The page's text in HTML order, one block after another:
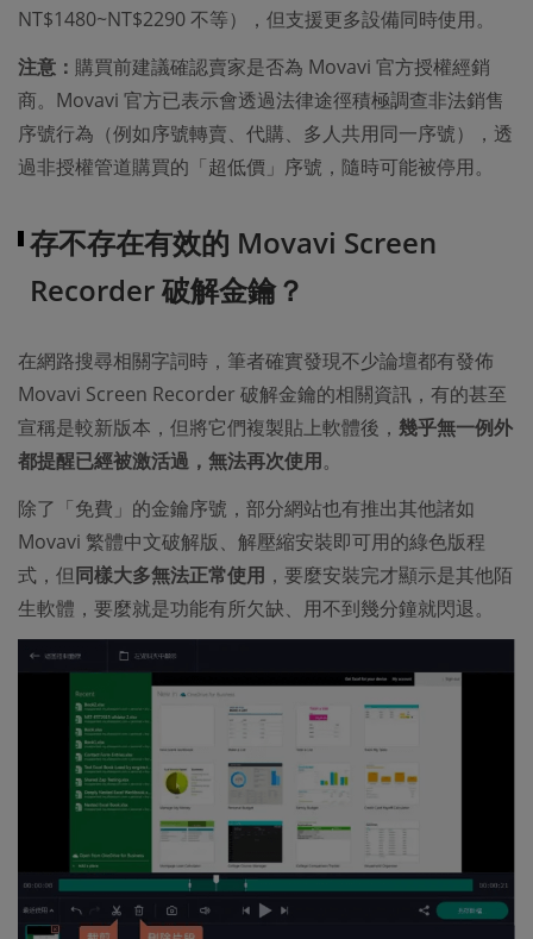
NT$1480~NT$2290 不等），但支援更多設備同時使用。
注意： 購買前建議確認賣家是否為 Movavi 官方授權經銷
商。Movavi 官方已表示會透過法律途徑積極調查非法銷售
序號行為（例如序號轉賣、代購、多人共用同一序號），透
過非授權管道購買的「超低價」序號，隨時可能被停用。
存不存在有效的 Movavi Screen
Recorder 破解金鑰？
在網路搜尋相關字詞時，筆者確實發現不少論壇都有發佈
Movavi Screen Recorder 破解金鑰的相關資訊，有的甚至
宣稱是較新版本，但將它們複製貼上軟體後， 幾乎無一例外
都提醒已經被激活過，無法再次使用。
除了「免費」的金鑰序號，部分網站也有推出其他諸如
Movavi 繁體中文破解版、解壓縮安裝即可用的綠色版程
式，但同樣大多無法正常使用 ，要麼安裝完才顯示是其他陌
生軟體，要麼就是功能有所欠缺、用不到幾分鐘就閃退。